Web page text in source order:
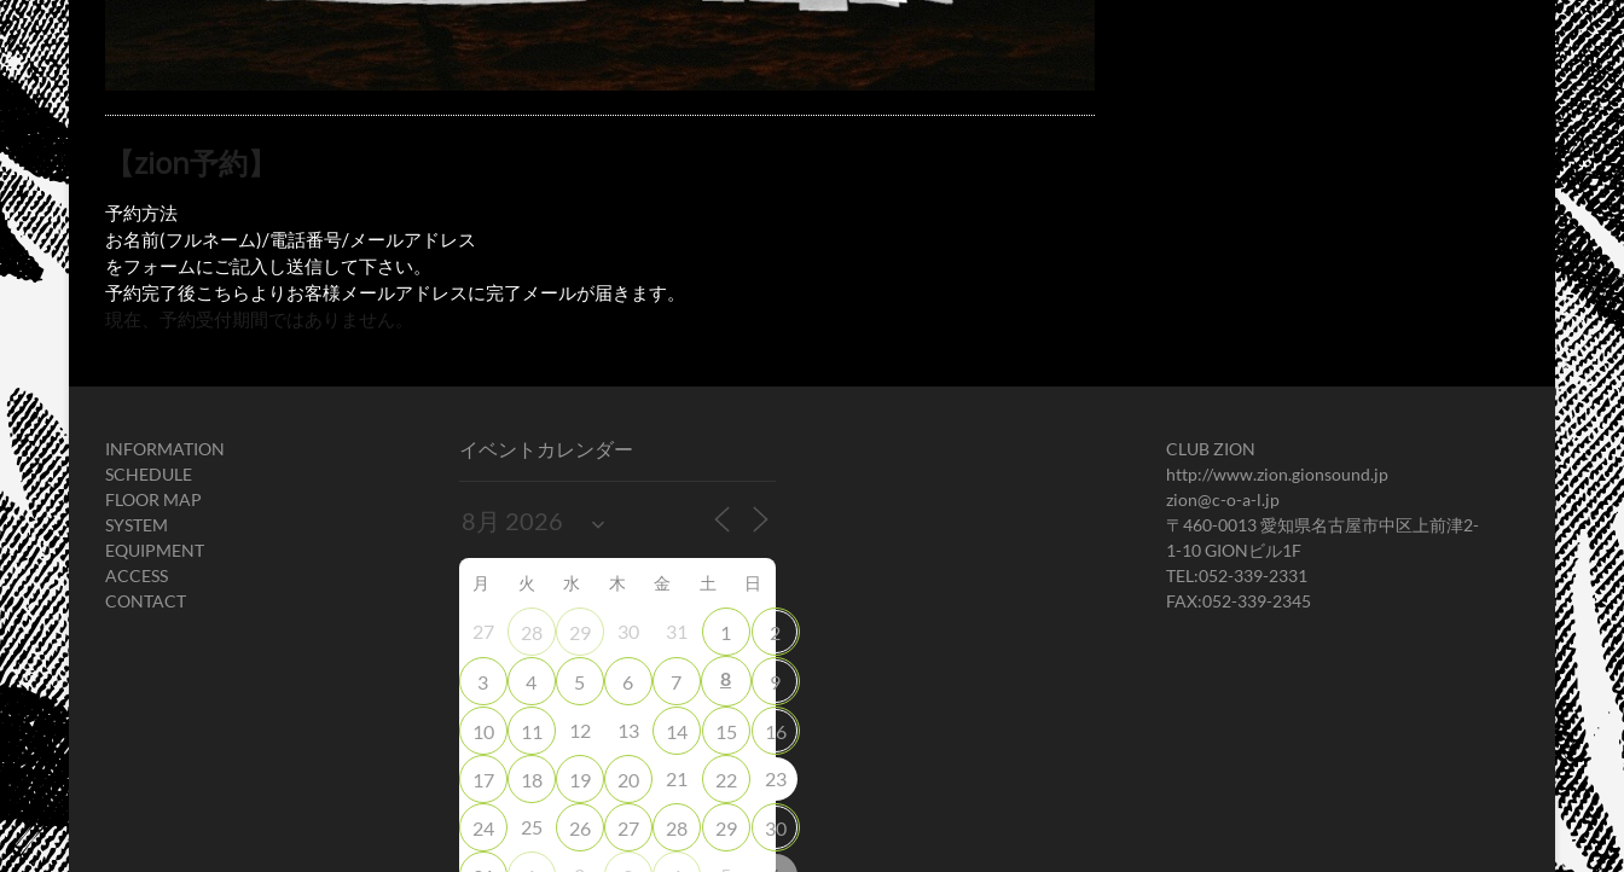
【zion予約】
予約方法
お名前(フルネーム)/電話番号/メールアドレス
をフォームにご記入し送信して下さい。
予約完了後こちらよりお客様メールアドレスに完了メールが届きます。
現在、予約受付期間ではありません。
INFORMATION
SCHEDULE
FLOOR MAP
SYSTEM
EQUIPMENT
ACCESS
CONTACT
イベントカレンダー
月 火 水 木 金 土 日
27 28 29 30 31 1 2
3 4 5 6 7 8 9
10 11 12 13 14 15 16
17 18 19 20 21 22 23
24 25 26 27 28 29 30
CLUB ZION
http://www.zion.gionsound.jp
zion@c-o-a-l.jp
〒460-0013 愛知県名古屋市中区上前津2-
1-10 GIONビル1F
TEL:052-339-2331
FAX:052-339-2345